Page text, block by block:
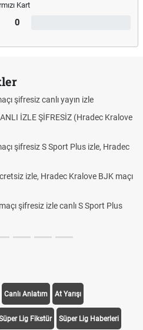
Kart
0
şifresiz canlı yayın izle
İZLE ŞİFRESİZ (Hradec Kralove
şifresiz S Sport Plus izle, Hradec
izle, Hradec Kralove BJK maçı
şifresiz izle canlı S Sport Plus
Canlı Anlatım At Yarışı
Lig Fikstür Süper Lig Haberleri